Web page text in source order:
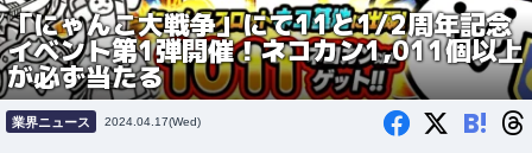
「にゃんこ大戦争」にて11と1/2周年記念
イベント第1弾開催！ネコカン1,011個以上
が必ず当たる
業界ニュース 2024.04.17(Wed) B!